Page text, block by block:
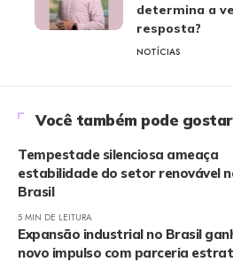
determina a
resposta?
NOTÍCIAS
Você também pode
Tempestade silenciosa ameaça
estabilidade do setor renovável
Brasil
5 MIN DE LEITURA
Expansão industrial no Brasil
novo impulso com parceria